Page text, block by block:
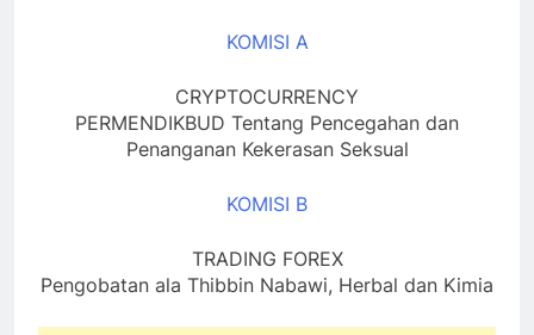
KOMISI A
CRYPTOCURRENCY
PERMENDIKBUD Tentang Pencegahan dan
Penanganan Kekerasan Seksual
KOMISI B
TRADING FOREX
Pengobatan ala Thibbin Nabawi, Herbal dan Kimia